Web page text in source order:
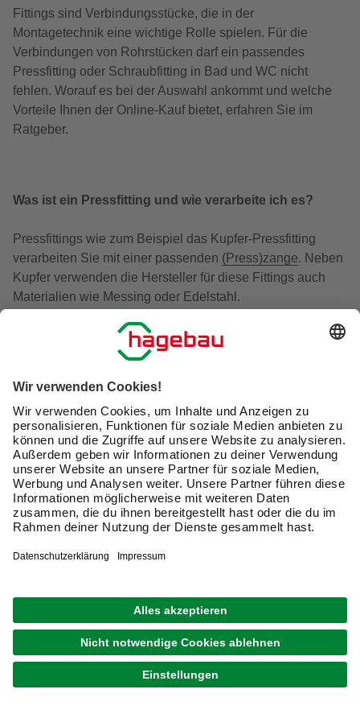
Fittings sind Verbindungsstücke, die in der
Montagetechnik eine wichtige Rolle spielen. Für die
Verbindungen von Rohrstücken darf ein passendes
Pressfitting oder Schraubfitting in Bad und WC nicht
fehlen. Worauf es bei der Auswahl ankommt und welche
Vorteile Ihnen der Online-Kauf bietet, erfahren Sie im
Ratgeber.
Was ist ein Pressfitting und wie verarbeite ich es?
Pressfittings wie zum Beispiel das Kupfer-Pressfitting
verarbeiten Sie mit einer passenden (Press)zange. Neben
Kupfer verwenden die Hersteller für diese Fittings auch
Materialien wie Messing oder Edelstahl.
Die Pressfittings sind von den Gewinde- und Lötfittings zu
undLötfittingsbefestigen Sie mit einer Lötstelle mit den
Rohren. Bei einemPressfittinghingegen wird das Fitting
mit dem Rohr verpresst. Dafür ist es notwendig, mit der
Presszange eine hohe Kraft auf das Fitting auszuüben. Es
handelt sich hierbei in der Praxis um eine wichtige
Verbindungstechnik. Pressfittings sind in der Anschaffung
teurer, erreichen aber höhere Fließwiderstände.
Ihr Fitting erhalten Sie aus verschiedenen Materialien. Die
folgenden sind dabei die gängigsten: